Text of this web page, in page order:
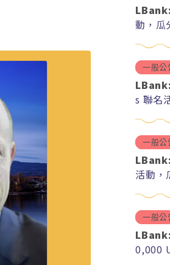
LBank:
動，瓜
一般公
LBank:
s 聯名
一般公
LBank:
活動，
一般公
LBank:
0,000